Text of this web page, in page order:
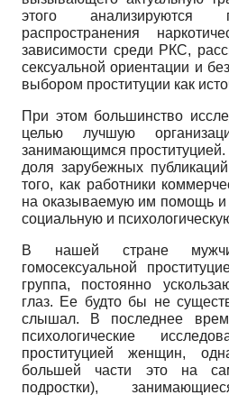
этого анализируются
распространения
зависимости среди РКС,
сексуальной ориентации и
выбором проституции как
При этом большинство
целью лучшую
занимающимся проституцией.
доля зарубежных
того, как работники
на оказываемую им помощь
социальную и
В нашей стране
гомосексуальной
группа, постоянно
глаз. Ее будто бы не
слышал. В последнее
психологические
проституцией женщин,
большей части это на
подростки),